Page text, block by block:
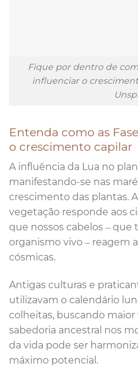
Fique por dentro de
influenciar o
Entenda como as
o crescimento capilar
A influência da Lua no
manifestando-se nas
crescimento das plantas.
vegetação responde aos
que nossos cabelos –
organismo vivo – reagem
cósmicas.
Antigas culturas e
utilizavam o calendário
colheitas, buscando
sabedoria ancestral nos
da vida pode ser
máximo potencial.